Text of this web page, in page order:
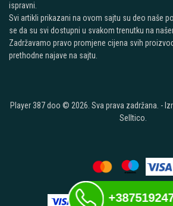
ispravni.
Svi artikli prikazani na ovom sajtu su deo naše
se da su svi dostupni u svakom trenutku na
Zadržavamo pravo promjene cijena svih
prethodne najave na sajtu.
Player 387 doo © 2026. Sva prava zadržana. -
Selltico.